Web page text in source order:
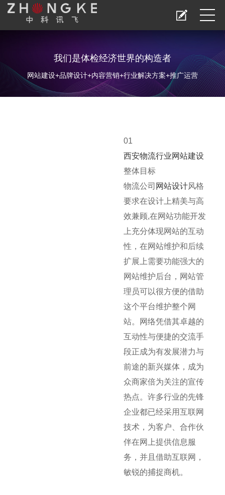
我们是体检经济世界的构造者
网站建设+品牌设计+内容营销+行业解决方案+推广运营
01
西安物流行业网站建设
整体目标
物流公司 网站设计风格
要求在设计上精美与高
效兼顾,在网站功能开发
上充分体现网站的互动
性，在网站维护和后续
扩展上需要功能强大的
网站维护后台，网站管
理员可以很方便的借助
这个平台维护整个网
站。网络凭借其卓越的
互动性与便捷的交流手
段正成为有发展潜力与
前途的新兴媒体，成为
众商家倍为关注的宣传
热点。许多行业的先锋
企业都已经采用互联网
技术，为客户、合作伙
伴在网上提供信息服
务，并且借助互联网，
敏锐的捕捉商机。